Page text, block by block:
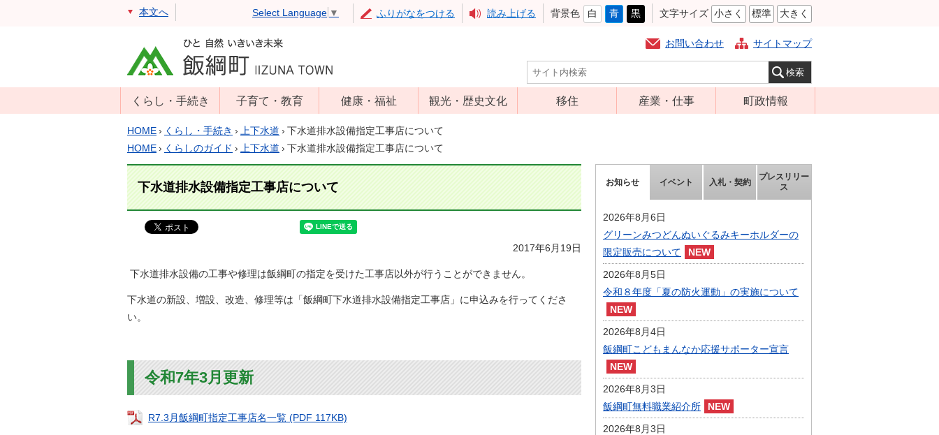
本文へ Select Language ▼ ふりがなをつける 読み上げる 背景色 白 青 黒 文字サイズ 小さく 標準 大きく
お問い合わせ サイトマップ
くらし・手続き
戸籍・住民票・
印鑑証明
住民登録
戸籍届出
マイナンバー
届出
年金・保険
税金
上下水道
交通・道路
安全・防犯
子育て・教育
年齢別子育て情
報
子育て支援
母子の健康・予
生涯学習
学校教育・奨学
学校給食
児童クラブ
ティスクール
健康・福祉
児童福祉
高齢者福祉
保健・医療
観光・歴史文化
観光
アップルミュー
ジアム
文化財
移住 産業・仕事
就労支援
商工業振興
農林業振興
届出・証明・法
令・規制
企業の税金
入札・契約
指定管理者制度
人材募集
町政情報
庁舎案内
施策・計画
都市整備
選挙
統計・人口
広報・広聴
HOME› くらし・手続き › 上下水道 › 下水道排水設備指定工事店について
HOME› くらしのガイド › 上下水道 › 下水道排水設備指定工事店について
下水道排水設備指定工事店について
2017年6月19日
下水道排水設備の工事や修理は飯綱町の指定を受けた工事店以外が行うことができません。
下水道の新設、増設、改造、修理等は「飯綱町下水道排水設備指定工事店」に申込みを行ってくださ
い。
令和7年3月更新
R7.3月飯綱町指定工事店名一覧 (PDF 117KB)
お知らせ イベント 入札・契約
プレスリリー
ス
2026年8月6日
グリーンみつどんぬいぐるみキーホルダーの
限定販売について
2026年8月5日
令和８年度「夏の防火運動」の実施について
2026年8月4日
飯綱町こどもまんなか応援サポーター宣言
2026年8月3日
飯綱町無料職業紹介所
2026年8月3日